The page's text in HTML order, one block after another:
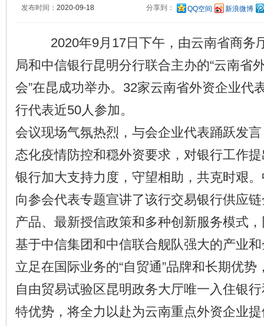
发布时间： 2020-09-18 分享到： QQ空间 新浪微博
2020年9月17日下午，由云南省商务
局和中信银行昆明分行联合主办的“云南省
会”在昆成功举办。32家云南省外资企业代
行代表近50人参加。
会议现场气氛热烈，与会企业代表踊跃发
态化疫情防控和穏外资要求，对银行工作
银行加大支持力度，守望相助，共克时艰
向参会代表专题宣讲了该行交易银行供应
产品、最新授信政策和多种创新服务模式
基于中信集团和中信联合舰队强大的产业
立足在国际业务的“自贸通”品牌和长期优势
自由贸易试验区昆明政务大厅唯一入住银
特优势，将全力以赴为云南重点外资企业